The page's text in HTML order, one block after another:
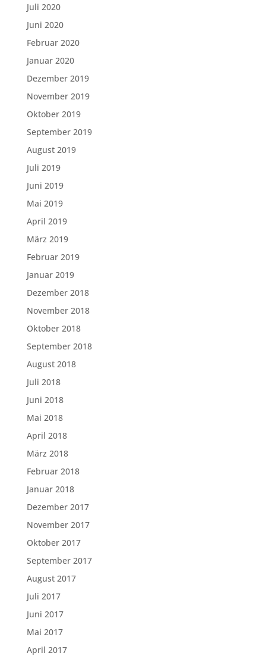
Juli 2020
Juni 2020
Februar 2020
Januar 2020
Dezember 2019
November 2019
Oktober 2019
September 2019
August 2019
Juli 2019
Juni 2019
Mai 2019
April 2019
März 2019
Februar 2019
Januar 2019
Dezember 2018
November 2018
Oktober 2018
September 2018
August 2018
Juli 2018
Juni 2018
Mai 2018
April 2018
März 2018
Februar 2018
Januar 2018
Dezember 2017
November 2017
Oktober 2017
September 2017
August 2017
Juli 2017
Juni 2017
Mai 2017
April 2017